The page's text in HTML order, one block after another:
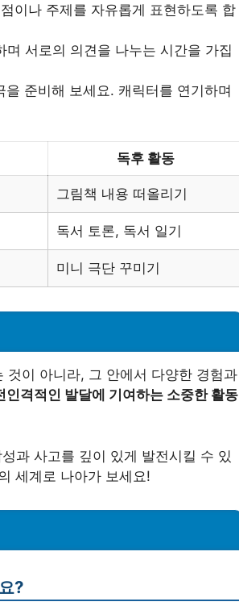
이나 주제를 자유롭게 표현하도록 합
서로의 의견을 나누는 시간을 가집
준비해 보세요. 캐릭터를 연기하며
독후 활동
그림책 내용 떠올리기
독서 토론, 독서 일기
미니 극단 꾸미기
것이 아니라, 그 안에서 다양한 경험과
인격적인 발달에 기여하는 소중한 활동
과 사고를 깊이 있게 발전시킬 수 있
세계로 나아가 보세요!
?